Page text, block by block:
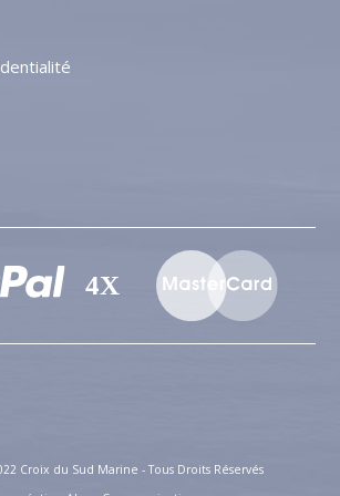
du village
Croix du Sud Marine - Tous Droits Réservés